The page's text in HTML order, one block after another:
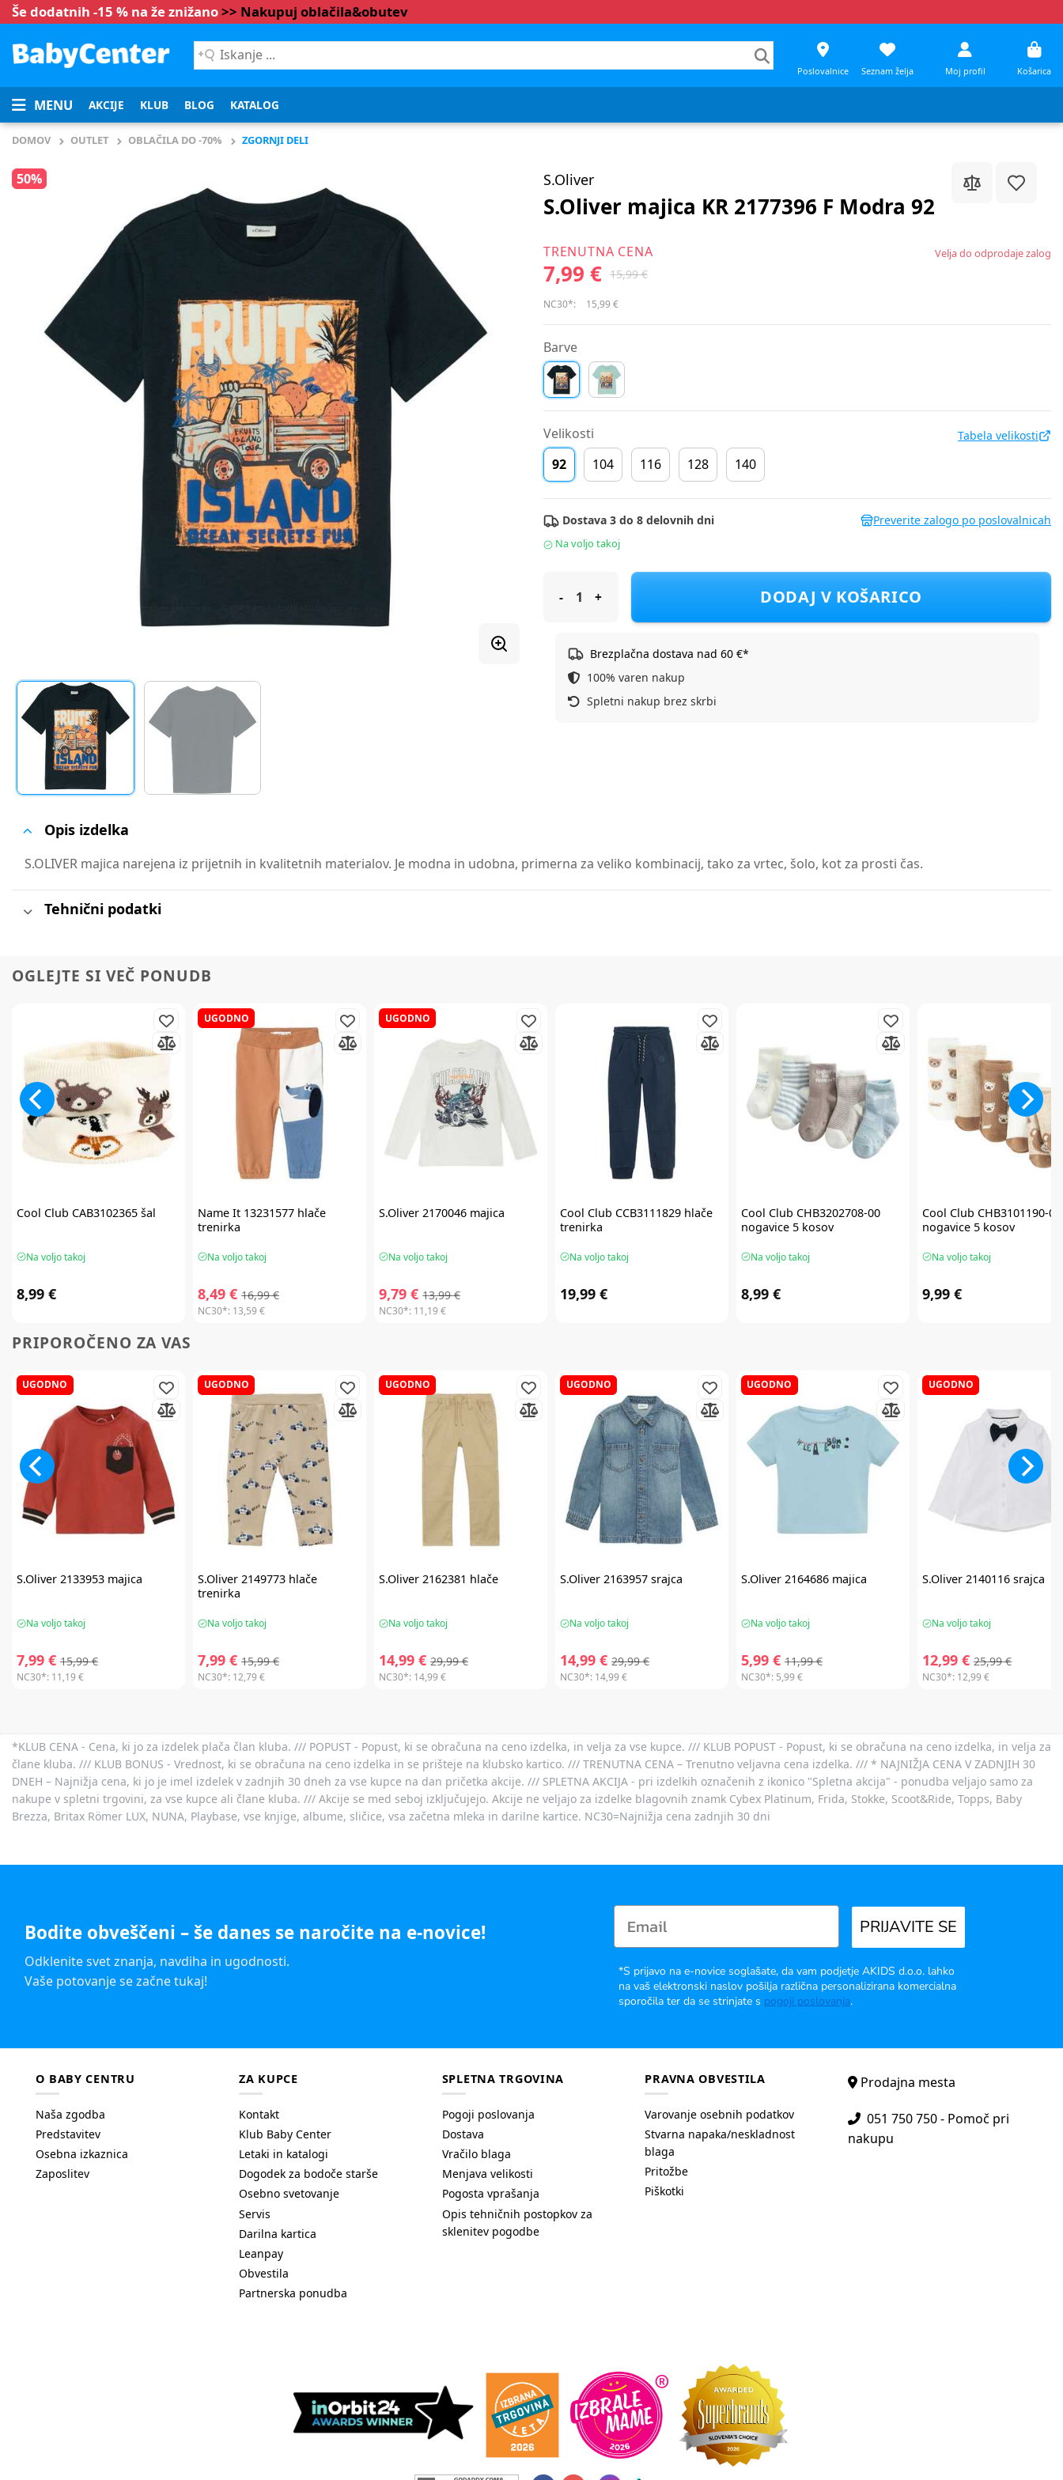
Še dodatnih -15 % na že znižano>> Nakupuj oblačila&obutev
Iskanje
...
Poslovalnice Seznam želja Moj profil Košarica
MENU AKCIJE KLUB BLOG KATALOG
DOMOV OUTLET OBLAČILA DO -70% ZGORNJI DELI
50% S.Oliver
S.Oliver majica KR 2177396 F Modra 92
TRENUTNA CENA
7,99 € 15,99 €
Velja do odprodaje zalog
NC30*: 15,99 €
Barve
Velikosti Tabela velikosti
92 104 116 128 140
Dostava 3 do 8 delovnih dni Preverite zalogo po poslovalnicah
Na voljo takoj
S.Oliver majica KR 2177396 F Modra 92
DODAJ V KOŠARICO
Brezplačna dostava nad 60 €*
100% varen nakup
Spletni nakup brez skrbi
Opis izdelka
S.OLIVER majica narejena iz prijetnih in kvalitetnih materialov. Je modna in udobna, primerna za veliko kombinacij, tako za vrtec, šolo, kot za prosti čas.
Tehnični podatki
OGLEJTE SI VEČ PONUDB
Cool Club CAB3102365 šal
Na voljo takoj
8,99 €
UGODNO
Name It 13231577 hlače
trenirka
Na voljo takoj
8,49 € 16,99 €
NC30*: 13,59 €
UGODNO
S.Oliver 2170046 majica
Na voljo takoj
9,79 € 13,99 €
NC30*: 11,19 €
Cool Club CCB3111829 hlače
trenirka
Na voljo takoj
19,99 €
Cool Club CHB3202708-00
nogavice 5 kosov
Na voljo takoj
8,99 €
Cool Club CHB3101190-00
nogavice 5 kosov
Na voljo takoj
9,99 €
PRIPOROČENO ZA VAS
UGODNO
S.Oliver2133953 majica
Na voljo takoj
7,99 € 15,99 €
NC30*: 11,19 €
UGODNO
S.Oliver 2149773 hlače
trenirka
Na voljo takoj
7,99 € 15,99 €
NC30*: 12,79 €
UGODNO
S.Oliver 2162381 hlače
Na voljo takoj
14,99 € 29,99 €
NC30*: 14,99 €
UGODNO
S.Oliver 2163957 srajca
Na voljo takoj
14,99 € 29,99 €
NC30*: 14,99 €
UGODNO
S.Oliver2164686 majica
Na voljo takoj
5,99 € 11,99 €
NC30*: 5,99 €
UGODNO
S.Oliver 2140116 srajca
Na voljo takoj
12,99 € 25,99 €
NC30*: 12,99 €
*KLUB CENA - Cena, ki jo za izdelek plača član kluba. /// POPUST - Popust, ki se obračuna na ceno izdelka, in velja za vse kupce. /// KLUB POPUST - Popust, ki se obračuna na ceno izdelka, in velja za
člane kluba. /// KLUB BONUS - Vrednost, ki se obračuna na ceno izdelka in se prišteje na klubsko kartico. /// TRENUTNA CENA – Trenutno veljavna cena izdelka. /// * NAJNIŽJA CENA V ZADNJIH 30
DNEH – Najnižja cena, ki jo je imel izdelek v zadnjih 30 dneh za vse kupce na dan pričetka akcije. /// SPLETNA AKCIJA - pri izdelkih označenih z ikonico "Spletna akcija" - ponudba veljajo samo za
nakupe v spletni trgovini, za vse kupce ali člane kluba. /// Akcije se med seboj izključujejo. Akcije ne veljajo za izdelke blagovnih znamk Cybex Platinum, Frida, Stokke, Scoot&Ride, Topps, Baby
Brezza, Britax Römer LUX, NUNA, Playbase, vse knjige, albume, sličice, vsa začetna mleka in darilne kartice. NC30=Najnižja cena zadnjih 30 dni
Bodite obveščeni – še danes se naročite na e-novice!
Odklenite svet znanja, navdiha in ugodnosti.
Vaše potovanje se začne tukaj!
PRIJAVITE SE
*S prijavo na e-novice soglašate, da vam podjetje AKIDS d.o.o. lahko
na vaš elektronski naslov pošilja različna personalizirana komercialna
sporočila ter da se strinjate s pogoji poslovanja.
O BABY CENTRU
Naša zgodba
Predstavitev
Osebna izkaznica
Zaposlitev
ZA KUPCE
Kontakt
Klub Baby Center
Letaki in katalogi
Dogodek za bodoče starše
Osebno svetovanje
Servis
Darilna kartica
Leanpay
Obvestila
Partnerska ponudba
SPLETNA TRGOVINA
Pogoji poslovanja
Dostava
Vračilo blaga
Menjava velikosti
Pogosta vprašanja
Opis tehničnih postopkov za
sklenitev pogodbe
PRAVNA OBVESTILA
Varovanje osebnih podatkov
Stvarna napaka/neskladnost
blaga
Pritožbe
Piškotki
Prodajna mesta
051 750 750 - Pomoč pri
nakupu